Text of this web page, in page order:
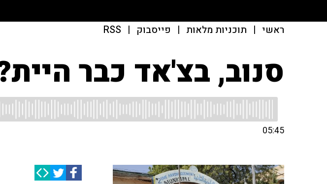
ראשי | תוכניות מלאות | פייסבוק |
RSS
סנוב, בצ'אד כבר
05:45